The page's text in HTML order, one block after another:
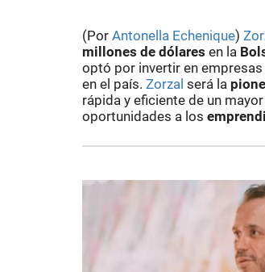
(Por Antonella Echenique)
millones de dólares en la
optó por invertir en
en el país. Zorzal será la
rápida y eficiente de un
oportunidades a los